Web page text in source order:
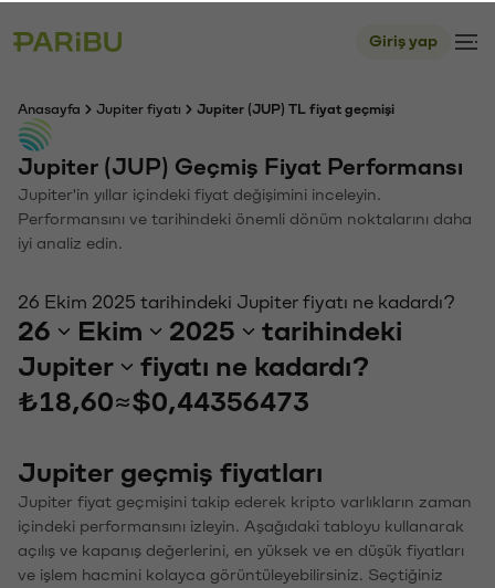
Giriş yap
Anasayfa Jupiter fiyatı Jupiter (JUP) TL fiyat geçmişi
Jupiter (JUP) Geçmiş Fiyat Performansı
Jupiter'in yıllar içindeki fiyat değişimini inceleyin.
Performansını ve tarihindeki önemli dönüm noktalarını daha
iyi analiz edin.
26 Ekim 2025 tarihindeki Jupiter fiyatı ne kadardı?
26 Ekim 2025
tarihindeki
Jupiter
fiyatı ne kadardı?
₺18,60≈$0,44356473
Jupiter geçmiş fiyatları
Jupiter fiyat geçmişini takip ederek kripto varlıkların zaman
içindeki performansını izleyin. Aşağıdaki tabloyu kullanarak
açılış ve kapanış değerlerini, en yüksek ve en düşük fiyatları
ve işlem hacmini kolayca görüntüleyebilirsiniz. Seçtiğiniz